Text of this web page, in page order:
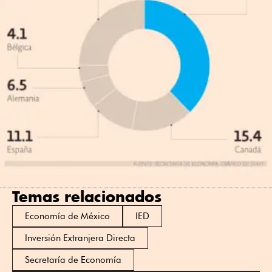
Temas relacionados
Economía de México
IED
Inversión Extranjera Directa
Secretaría de Economía